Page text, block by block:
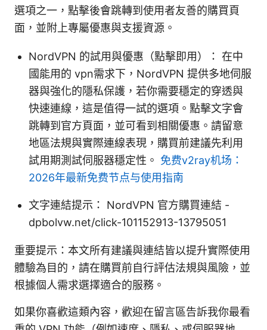
選項之一，點擊後會跳轉到使用者友善的購買頁
面，並附上專屬優惠與支援資源。
NordVPN 的試用與優惠（點擊即用）： 在中
國能用的 vpn需求下，NordVPN 提供多地伺服
器與強化的隱私保護，若你需要穩定的穿透與
快速連線，這是值得一試的選項。點擊文字會
跳轉到官方頁面，並可看到相關優惠。請留意
地區法規與實際連線表現，購買前建議先利用
試用期測試伺服器穩定性。 免费v2ray机场：
2026年最新免费节点与使用指南
文字連結提示： NordVPN 官方購買連結 -
dpbolvw.net/click-101152913-13795051
重要提示：本文所有建議與連結皆以提升實際使用
體驗為目的，請在購買前自行評估法規與風險，並
根據個人需求選擇適合的服務。
如果你喜歡這類內容，歡迎在留言區告訴我你最看